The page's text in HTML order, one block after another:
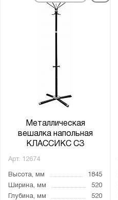
Металлическая
вешалка напольная
КЛАССИКС СЗ
Арт. 12674
Высота, мм
1845
Ширина, мм
520
Глубина, мм
520